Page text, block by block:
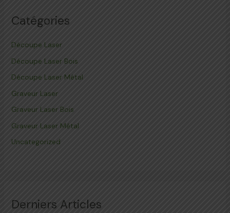
Catégories
Découpe Laser
Découpe Laser Bois
Découpe Laser Métal
Graveur Laser
Graveur Laser Bois
Graveur Laser Métal
Uncategorized
Derniers Articles